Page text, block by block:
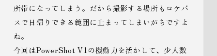
所帯になってしまう。だから撮影する場所もロケバ
スで日帰りできる範囲に止まってしまいがちですよ
ね。
今回はPowerShot V1の機動力を活かして、少人数